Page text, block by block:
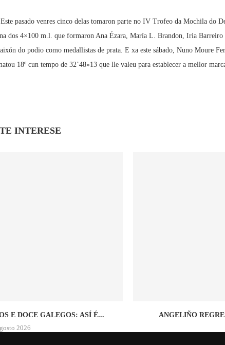
pasado venres cinco delas tomaron parte no IV Trofeo da Mochila do
4×100 m.l. que formaron Ana Ézara, María L. Brandon, Iria Barreiro
do podio como medallistas de prata. E xa este sábado, Nuno Moure
18º cun tempo de 32’48»13 que lle valeu para establecer a mellor
INTERESE
E DOCE GALEGOS: ASÍ É...
2026
ANGELIÑO